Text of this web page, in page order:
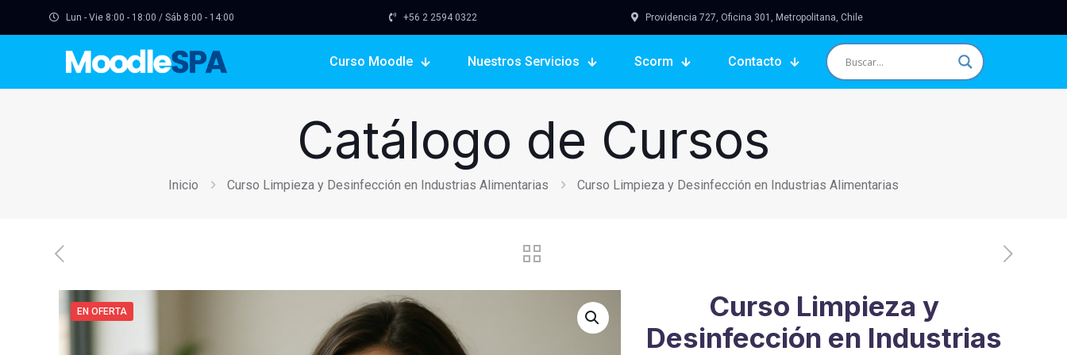
Lun - Vie 8:00 - 18:00 / Sáb 8:00 - 14:00 +56 2 2594 0322 Providencia 727, Oficina 301, Metropolitana, Chile
Curso Moodle Nuestros Servicios Scorm Contacto
Catálogo de Cursos
Inicio Curso Limpieza y Desinfección en Industrias Alimentarias Curso Limpieza y Desinfección en Industrias Alimentarias
EN OFERTA
Curso Limpieza y
Desinfección en Industrias